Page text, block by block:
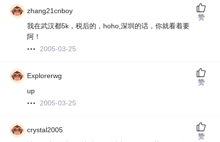
zhang21cnboy
我在武汉都5k，税后的，hoho,深圳的话，你就看着要
阿！
2005-03-25
赞
Explorerwg
up
2005-03-25
赞
crystal2005
赞